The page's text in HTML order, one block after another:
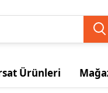
Ürünleri